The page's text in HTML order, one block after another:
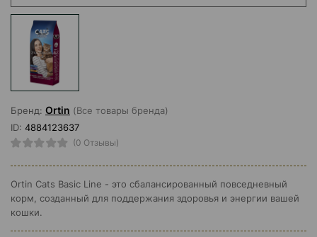
Бренд: Ortin (Все товары бренда)
ID: 4884123637
(0 Отзывы)
Ortin Cats Basic Line - это сбалансированный повседневный
корм, созданный для поддержания здоровья и энергии вашей
кошки.